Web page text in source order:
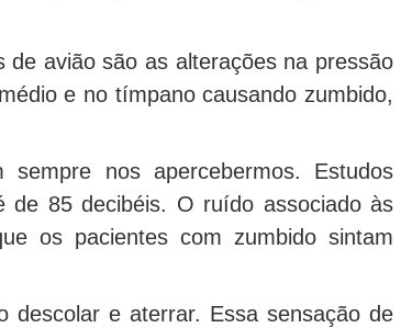
avião são as alterações na pressão
e no tímpano causando zumbido,
nos apercebermos. Estudos
de 85 decibéis. O ruído associado às
os pacientes com zumbido sintam
descolar e aterrar. Essa sensação de